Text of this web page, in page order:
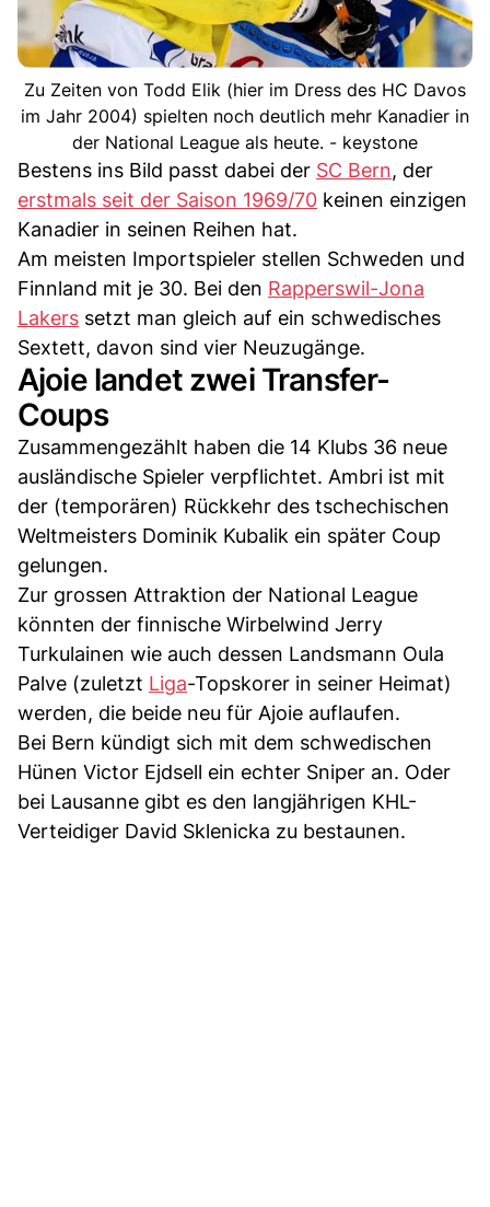
Zu Zeiten von Todd Elik (hier im Dress des HC Davos
im Jahr 2004) spielten noch deutlich mehr Kanadier in
der National League als heute. - keystone
Bestens ins Bild passt dabei der SC Bern, der
erstmals seit der Saison 1969/70 keinen einzigen
Kanadier in seinen Reihen hat.
Am meisten Importspieler stellen Schweden und
Finnland mit je 30. Bei den Rapperswil-Jona
Lakers setzt man gleich auf ein schwedisches
Sextett, davon sind vier Neuzugänge.
Ajoie landet zwei Transfer-
Coups
Zusammengezählt haben die 14 Klubs 36 neue
ausländische Spieler verpflichtet. Ambri ist mit
der (temporären) Rückkehr des tschechischen
Weltmeisters Dominik Kubalik ein später Coup
gelungen.
Zur grossen Attraktion der National League
könnten der finnische Wirbelwind Jerry
Turkulainen wie auch dessen Landsmann Oula
Palve (zuletzt Liga-Topskorer in seiner Heimat)
werden, die beide neu für Ajoie auflaufen.
Bei Bern kündigt sich mit dem schwedischen
Hünen Victor Ejdsell ein echter Sniper an. Oder
bei Lausanne gibt es den langjährigen KHL-
Verteidiger David Sklenicka zu bestaunen.